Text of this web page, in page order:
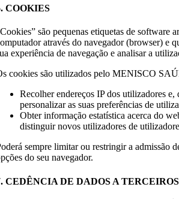
COOKIES
são pequenas etiquetas de software
através do navegador (browser) e
experiência de navegação e analisar a
cookies são utilizados pelo MENISCO
Recolher endereços IP dos utilizadores e,
personalizar as suas preferências de
Obter informação estatística acerca do
distinguir novos utilizadores de
sempre limitar ou restringir a admissão
do seu navegador.
CEDÊNCIA DE DADOS A TERCEIROS